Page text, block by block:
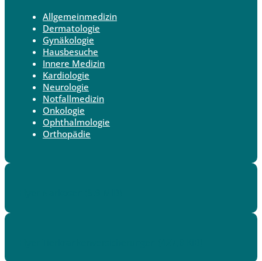
Allgemeinmedizin
Dermatologie
Gynäkologie
Hausbesuche
Innere Medizin
Kardiologie
Neurologie
Notfallmedizin
Onkologie
Ophthalmologie
Orthopädie